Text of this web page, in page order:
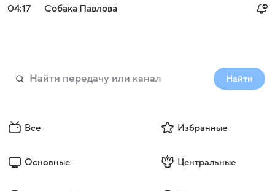
04:17
Собака Павлова
Найти
Все Избранные
Основные Центральные